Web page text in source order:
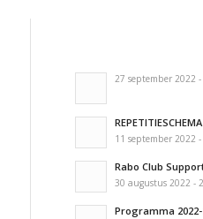
27 september 2022
11 september 2022
Rabo Club
30 augustus 2022 -
Programma 2022-